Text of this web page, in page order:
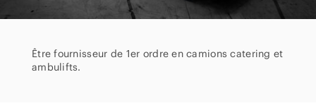
Être fournisseur de 1er ordre en camions catering et
ambulifts.